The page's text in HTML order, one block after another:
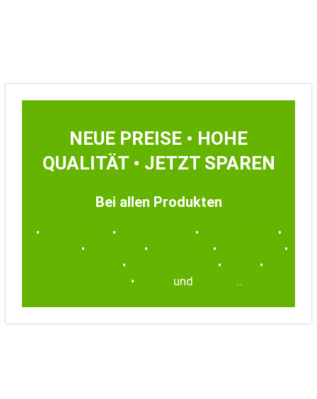
NEUE PREISE • HOHE
QUALITÄT • JETZT SPAREN
Bei allen Produkten
• • •
•
• • •
•
• •
•
• und ..